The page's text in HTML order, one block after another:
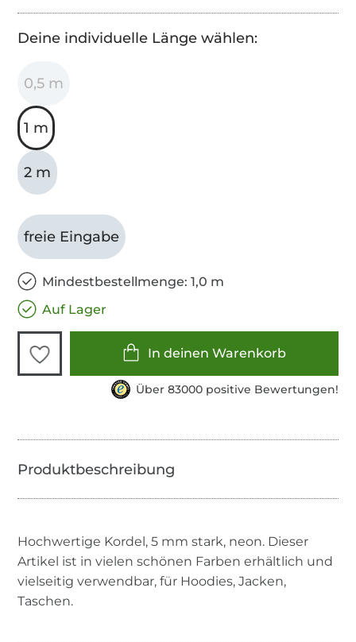
Deine individuelle Länge wählen:
0,5 m
1 m
2 m
freie Eingabe
Mindestbestellmenge: 1,0 m
Auf Lager
In deinen Warenkorb
Über 83000 positive Bewertungen!
Hochwertige Kordel, 5 mm stark, neon. Dieser
Artikel ist in vielen schönen Farben erhältlich und
vielseitig verwendbar, für Hoodies, Jacken,
Taschen.